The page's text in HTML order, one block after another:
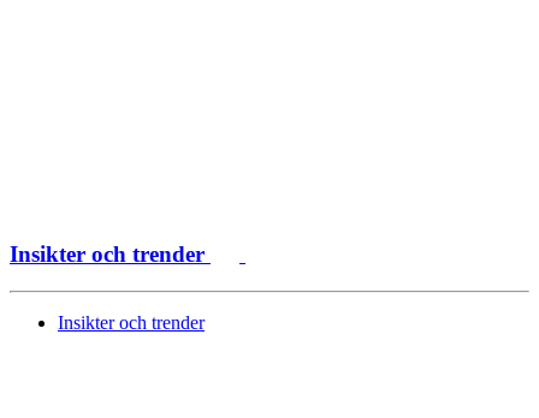
Insikter och trender
Insikter och trender